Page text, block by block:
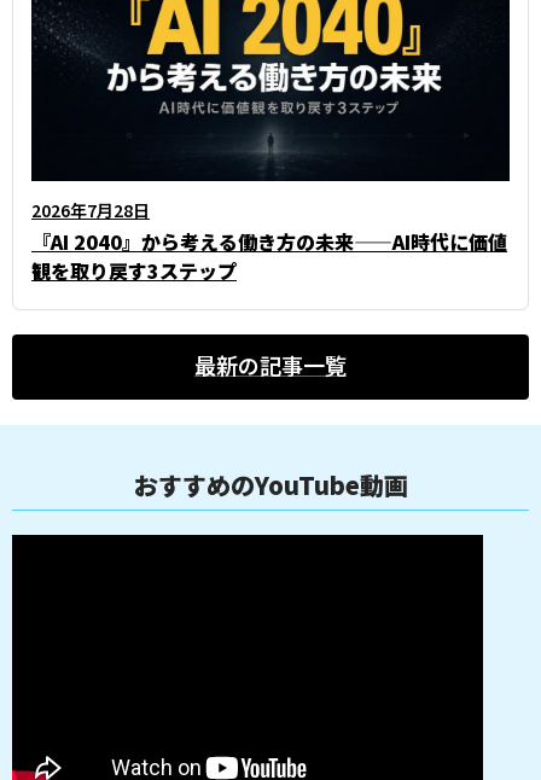
2026年7月28日
『AI 2040』から考える働き方の未来——AI時代に価値
観を取り戻す3ステップ
最新の記事一覧
おすすめのYouTube動画